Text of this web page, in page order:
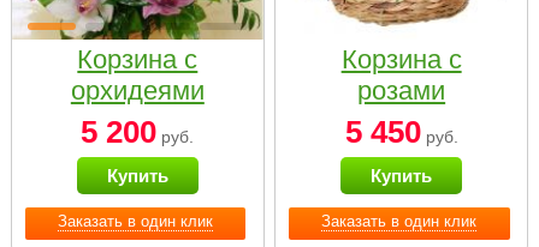
Заказать в один клик
Корзина с
орхидеями
малая
5 200 руб.
Купить
Заказать в один клик
Корзина с
розами
«Красный
Париж»
5 450руб.
Купить